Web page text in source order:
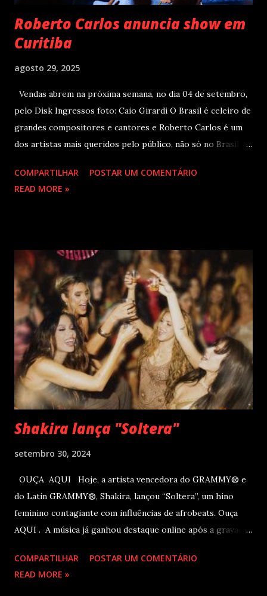
Roberto Carlos anuncia show em
Curitiba
agosto 29, 2025
Vendas abrem na próxima semana, no dia 04 de setembro,
pelo Disk Ingressos foto: Caio Girardi O Brasil é celeiro de
grandes compositores e cantores e Roberto Carlos é um
dos artistas mais queridos pelo público, não só no Brasil
lançados em seu país tem sua carreira pautada em
lançamentos simultâneos em português e espanhol desde a
feira), quando Roberto Carlos se apresentará em Curitiba
– PR , na Teatro Positivo (Rua Prof. Pedro Viriato Parigot
de Souza, 5300 - Campo Comprido, Curitiba - PR). Abertura
das vendas on-line e físicas no dia 04 de setembro ao meio
dia. A produção e realização são da Cult! Produções, RW7
Production& Entertainment e RC Produções. Roberto
Carlos começou o ano de 2025 se apresentando n...
COMPARTILHAR
POSTAR UM COMENTÁRIO
READ MORE »
Shakira lança "Soltera"
setembro 30, 2024
OUÇA AQUI Hoje, a artista vencedora do GRAMMY® e
do Latin GRAMMY®, Shakira, lançou “Soltera”, um hino
feminino contagiante com influências de afrobeats. Ouça
AQUI . A música já ganhou destaque online após a gravação
Harlow, Anitta, Danna e Lele Pons. O vídeo será lançado em
breve. Este novo single chega logo após Shakira receber
COMPARTILHAR
POSTAR UM COMENTÁRIO
READ MORE »